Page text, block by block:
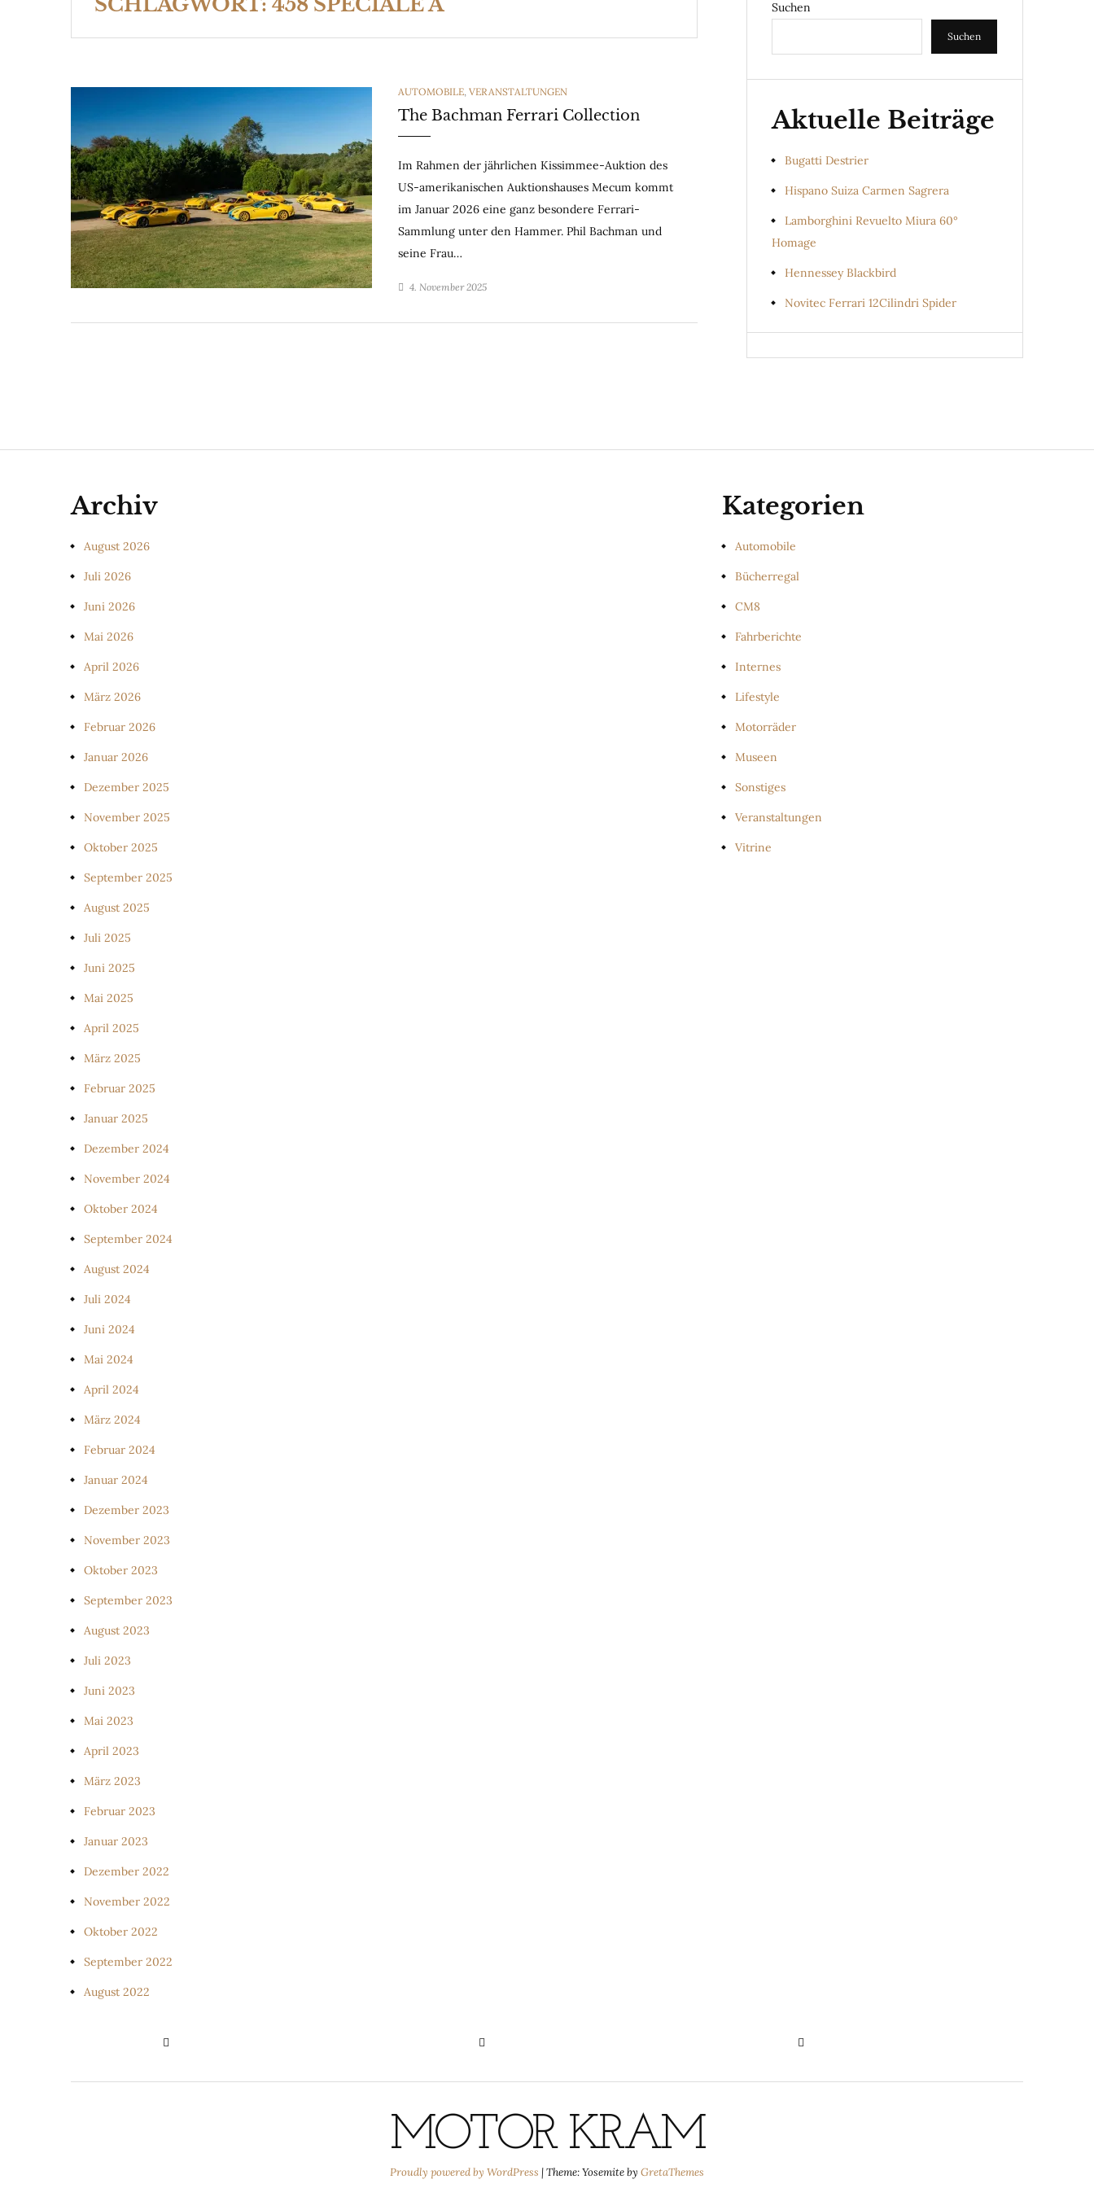
CATEGORIES
AUTOMOBILE, VERANSTALTUNGEN
The Bachman Ferrari Collection
Im Rahmen der jährlichen Kissimmee-Auktion des
US-amerikanischen Auktionshauses Mecum kommt
im Januar 2026 eine ganz besondere Ferrari-
Sammlung unter den Hammer. Phil Bachman und
seine Frau…
4. November 2025
Suchen
Suchen
Aktuelle Beiträge
Bugatti Destrier
Hispano Suiza Carmen Sagrera
Lamborghini Revuelto Miura 60°
Homage
Hennessey Blackbird
Novitec Ferrari 12Cilindri Spider
Archiv
August 2026
Juli 2026
Juni 2026
Mai 2026
April 2026
März 2026
Februar 2026
Januar 2026
Dezember 2025
November 2025
Oktober 2025
September 2025
August 2025
Juli 2025
Juni 2025
Mai 2025
April 2025
März 2025
Februar 2025
Januar 2025
Dezember 2024
November 2024
Oktober 2024
September 2024
August 2024
Juli 2024
Juni 2024
Mai 2024
April 2024
März 2024
Februar 2024
Januar 2024
Dezember 2023
November 2023
Oktober 2023
September 2023
August 2023
Juli 2023
Juni 2023
Mai 2023
April 2023
März 2023
Februar 2023
Januar 2023
Dezember 2022
November 2022
Oktober 2022
September 2022
August 2022
Kategorien
Automobile
Bücherregal
CM8
Fahrberichte
Internes
Lifestyle
Motorräder
Museen
Sonstiges
Veranstaltungen
Vitrine
MOTOR KRAM
Proudly powered by WordPress |Theme: Yosemite by GretaThemes